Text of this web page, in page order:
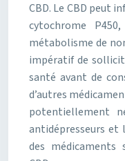
CBD. Le CBD peut
cytochrome
métabolisme de
impératif de
santé avant de
d’autres
potentiellement
antidépresseurs
des médicaments